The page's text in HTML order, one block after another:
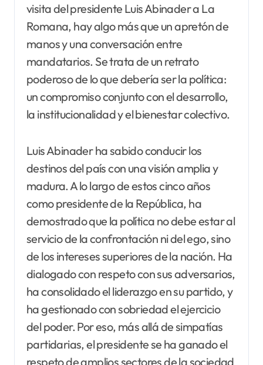
visita del presidente Luis Abinader a La
Romana, hay algo más que un apretón de
manos y una conversación entre
mandatarios. Se trata de un retrato
poderoso de lo que debería ser la política:
un compromiso conjunto con el desarrollo,
la institucionalidad y el bienestar colectivo.
Luis Abinader ha sabido conducir los
destinos del país con una visión amplia y
madura. A lo largo de estos cinco años
como presidente de la República, ha
demostrado que la política no debe estar al
servicio de la confrontación ni del ego, sino
de los intereses superiores de la nación. Ha
dialogado con respeto con sus adversarios,
ha consolidado el liderazgo en su partido, y
ha gestionado con sobriedad el ejercicio
del poder. Por eso, más allá de simpatías
partidarias, el presidente se ha ganado el
respeto de amplios sectores de la sociedad